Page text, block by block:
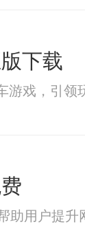
下载
游戏，引领
助用户提升